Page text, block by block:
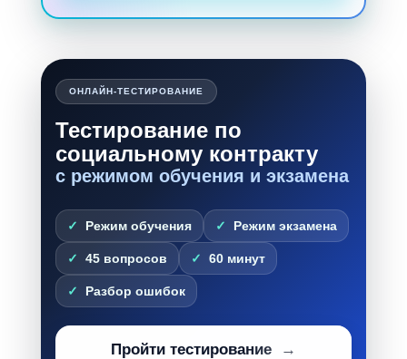
ОНЛАЙН-ТЕСТИРОВАНИЕ
Тестирование по
социальному контракту
с режимом обучения и экзамена
Режим обучения Режим экзамена
45 вопросов 60 минут
Разбор ошибок
Пройти тестирование